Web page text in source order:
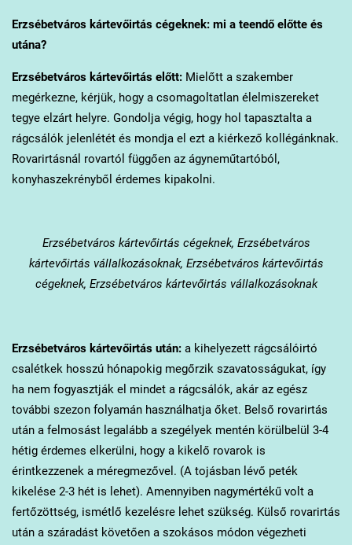
Erzsébetvároskártevőirtás cégeknek: mi a teendő előtte és
utána?
Erzsébetvároskártevőirtás előtt:Mielőtt a szakember
megérkezne, kérjük, hogy a csomagoltatlan élelmiszereket
tegye elzárt helyre. Gondolja végig, hogy hol tapasztalta a
rágcsálók jelenlétét és mondja el ezt a kiérkező kollégánknak.
Rovarirtásnál rovartól függően az ágyneműtartóból,
konyhaszekrényből érdemes kipakolni.
Erzsébetváros kártevőirtás cégeknek, Erzsébetváros
kártevőirtás vállalkozásoknak, Erzsébetváros kártevőirtás
cégeknek, Erzsébetváros kártevőirtás vállalkozásoknak
Erzsébetvároskártevőirtás után:a kihelyezett rágcsálóirtó
csalétkek hosszú hónapokig megőrzik szavatosságukat, így
ha nem fogyasztják el mindet a rágcsálók, akár az egész
további szezon folyamán használhatja őket. Belső rovarirtás
után a felmosást legalább a szegélyek mentén körülbelül 3-4
hétig érdemes elkerülni, hogy a kikelő rovarok is
érintkezzenek a méregmezővel. (A tojásban lévő peték
kikelése 2-3 hét is lehet). Amennyiben nagymértékű volt a
fertőzöttség, ismétlő kezelésre lehet szükség. Külső rovarirtás
után a száradást követően a szokásos módon végezheti